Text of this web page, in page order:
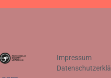
Impressum